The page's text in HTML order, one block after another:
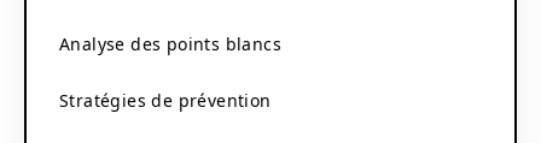
Analyse des points blancs
Stratégies de prévention